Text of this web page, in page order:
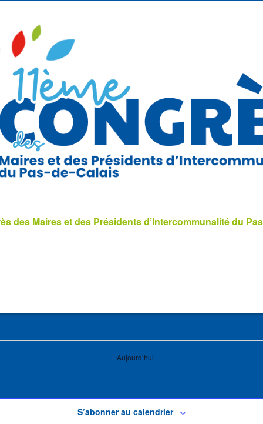
des Maires et des Présidents d’Intercommunalité du
Aujourd’hui
S’abonner au calendrier